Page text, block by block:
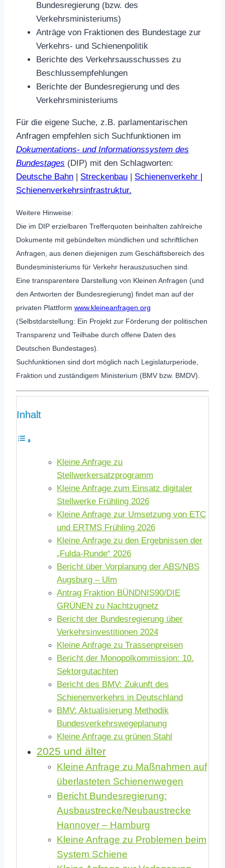
Bundesregierung (bzw. des
Verkehrsministeriums)
Anträge von Fraktionen des Bundestage zur
Verkehrs- und Schienenpolitik
Berichte des Verkehrsausschusses zu
Beschlussempfehlungen
Berichte der Bundesregierung und des
Verkehrsministeriums
Für die eigene Suche, z.B. parlamentarischen
Anfragen empfehlen sich Suchfunktionen im
Dokumentations- und Informationssystem des
Bundestages (DIP) mit den Schlagworten:
Deutsche Bahn
Streckenbau
Schienenverkehr |
Schienenverkehrsinfrastruktur.
Weitere Hinweise:
Die im DIP erzielbaren Trefferquoten beinhalten zahlreiche
Dokumente mit gebündelten mündlichen und schriftlichen
Anfragen, aus denen diejenigen zum Geschäftsbereich des
Bundesministeriums für Verkehr herauszusuchen sind.
Eine transparentere Darstellung von Kleinen Anfragen (und
den Antworten der Bundesregierung) findet man auf der
privaten Plattform www.kleineanfragen.org
(Selbstdarstellung: Ein Projekt zur Förderung der politischen
Transparenz und Teilhabe durch offene Daten des
Deutschen Bundestages).
Suchfunktionen sind dort möglich nach Legislaturperiode,
Fraktion und zuständigem Ministerium (BMV bzw. BMDV).
Inhalt
Kleine Anfrage zu
Stellwerkersatzprogramm
Kleine Anfrage zum Einsatz digitaler
Stellwerke Frühling 2026
Kleine Anfrage zur Umsetzung von ETC
und ERTMS Frühling 2026
Kleine Anfrage zu den Ergebnissen der
„Fulda-Runde“ 2026
Bericht über Vorplanung der ABS/NBS
Augsburg – Ulm
Antrag Fraktion BÜNDNIS90/DIE
GRÜNEN zu Nachtzugnetz
Bericht der Bundesregierung über
Verkehrsinvestitionen 2024
Kleine Anfrage zu Trassenpreisen
Bericht der Monopolkommission: 10.
Sektorgutachten
Bericht des BMV: Zukunft des
Schienenverkehrs in Deutschland
BMV: Aktualisierung Methodik
Bundesverkehrswegeplanung
Kleine Anfrage zu grünen Stahl
2025 und älter
Kleine Anfrage zu Maßnahmen auf
überlasteten Schienenwegen
Bericht Bundesregierung:
Ausbaustrecke/Neubaustrecke
Hannover – Hamburg
Kleine Anfrage zu Problemen beim
System Schiene